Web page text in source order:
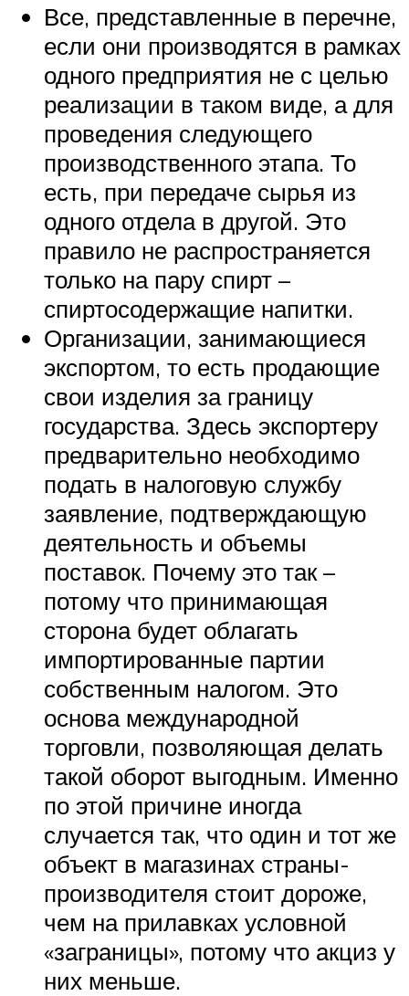
Все, представленные в перечне,
если они производятся в рамках
одного предприятия не с целью
реализации в таком виде, а для
проведения следующего
производственного этапа. То
есть, при передаче сырья из
одного отдела в другой. Это
правило не распространяется
только на пару спирт –
спиртосодержащие напитки.
Организации, занимающиеся
экспортом, то есть продающие
свои изделия за границу
государства. Здесь экспортеру
предварительно необходимо
подать в налоговую службу
заявление, подтверждающую
деятельность и объемы
поставок. Почему это так –
потому что принимающая
сторона будет облагать
импортированные партии
собственным налогом. Это
основа международной
торговли, позволяющая делать
такой оборот выгодным. Именно
по этой причине иногда
случается так, что один и тот же
объект в магазинах страны-
производителя стоит дороже,
чем на прилавках условной
«заграницы», потому что акциз у
них меньше.